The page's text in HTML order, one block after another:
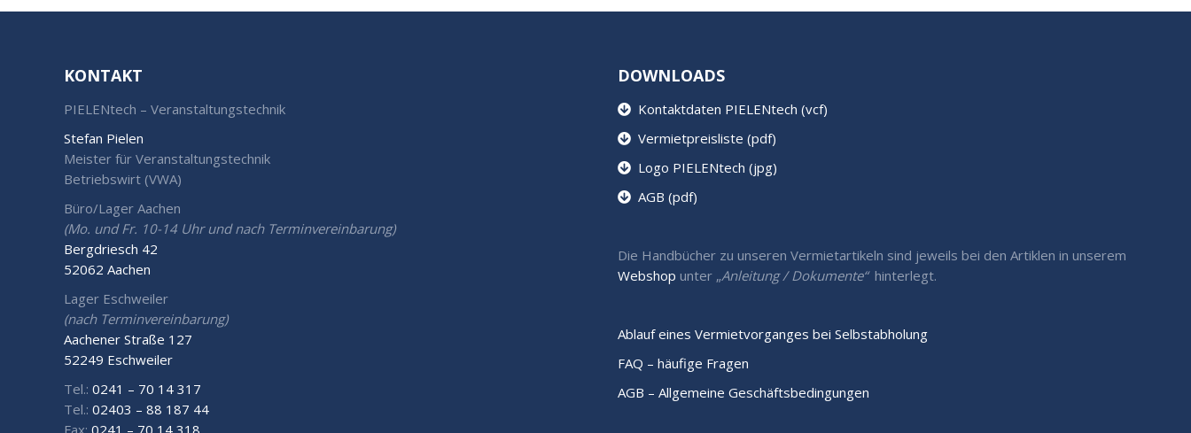
KONTAKT
PIELENtech – Veranstaltungstechnik
Stefan Pielen
Meister für Veranstaltungstechnik
Betriebswirt (VWA)
Büro/Lager Aachen
(Mo. und Fr. 10-14 Uhr und nach Terminvereinbarung)
Bergdriesch 42
52062 Aachen
Lager Eschweiler
(nach Terminvereinbarung)
Aachener Straße 127
52249 Eschweiler
Tel.: 0241 – 70 14 317
Tel.: 02403 – 88 187 44
DOWNLOADS
Kontaktdaten PIELENtech (vcf)
Vermietpreisliste (pdf)
Logo PIELENtech (jpg)
AGB (pdf)
Die Handbücher zu unseren Vermietartikeln sind jeweils bei den Artiklen in unserem
Webshop unter „Anleitung / Dokumente“ hinterlegt.
Ablauf eines Vermietvorganges bei Selbstabholung
FAQ – häufige Fragen
AGB – Allgemeine Geschäftsbedingungen